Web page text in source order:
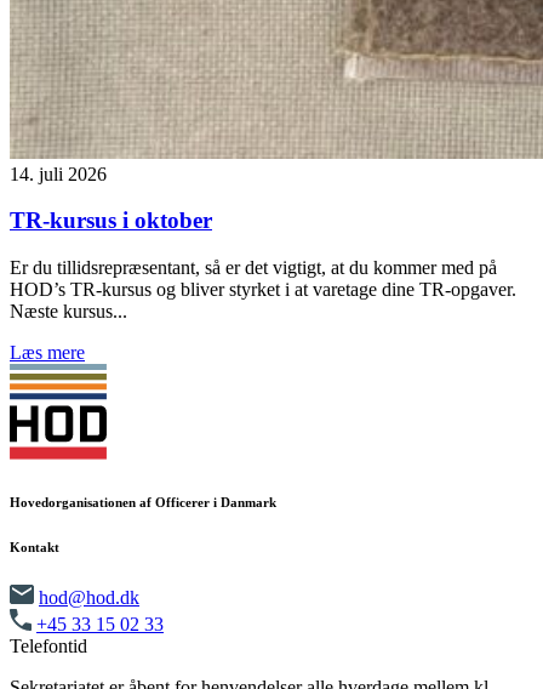
14. juli 2026
TR-kursus i oktober
Er du tillidsrepræsentant, så er det vigtigt, at du kommer med på
HOD’s TR-kursus og bliver styrket i at varetage dine TR-opgaver.
Næste kursus...
Læs mere
Hovedorganisationen af Officerer i Danmark
Kontakt
hod@hod.dk
+45 33 15 02 33
Telefontid